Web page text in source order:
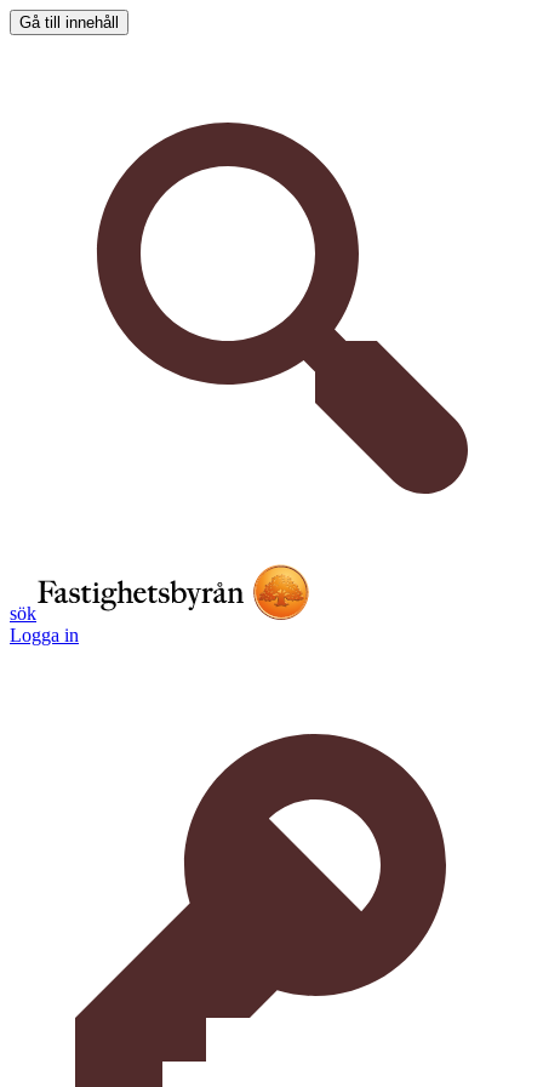
Gå till innehåll
sök
Logga in